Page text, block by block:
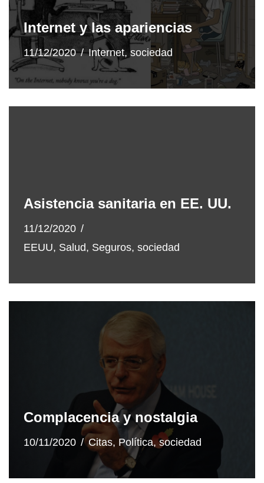
Internet y las apariencias
11/12/2020 Internet, sociedad
Asistencia sanitaria en EE. UU.
11/12/2020
EEUU, Salud, Seguros, sociedad
Complacencia y nostalgia
10/11/2020 Citas, Política,sociedad